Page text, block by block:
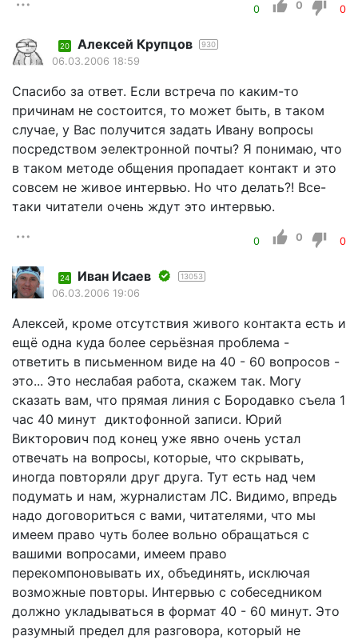
0 0 0
20 Алексей Крупцов 930
06.03.2006 18:59
Спасибо за ответ. Если встреча по каким-то
причинам не состоится, то может быть, в таком
случае, у Вас получится задать Ивану вопросы
посредством эелектронной почты? Я понимаю, что
в таком методе общения пропадает контакт и это
совсем не живое интервью. Но что делать?! Все-
таки читатели очень ждут это интервью.
0 0 0
24 Иван Исаев 13053
06.03.2006 19:06
Алексей, кроме отсутствия живого контакта есть и
ещё одна куда более серьёзная проблема -
ответить в письменном виде на 40 - 60 вопросов -
это... Это неслабая работа, скажем так. Могу
сказать вам, что прямая линия с Бородавко съела 1
час 40 минут диктофонной записи. Юрий
Викторович под конец уже явно очень устал
отвечать на вопросы, которые, что скрывать,
иногда повторяли друг друга. Тут есть над чем
подумать и нам, журналистам ЛС. Видимо, впредь
надо договориться с вами, читателями, что мы
имеем право чуть более вольно обращаться с
вашими вопросами, имеем право
перекомпоновывать их, объединять, исключая
возможные повторы. Интервью с собеседником
должно укладываться в формат 40 - 60 минут. Это
разумный предел для разговора, который не